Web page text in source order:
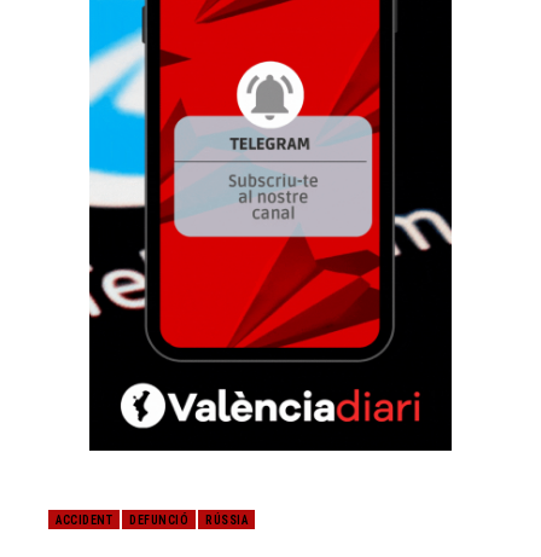
ACCIDENT DEFUNCIÓ RÚSSIA